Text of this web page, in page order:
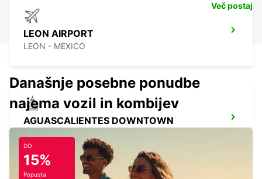
LEON AIRPORT
LEON - MEXICO
AGUASCALIENTES DOWNTOWN
Več postaj
Današnje posebne ponudbe
najema vozil in kombijev
DO
15%
Popusta